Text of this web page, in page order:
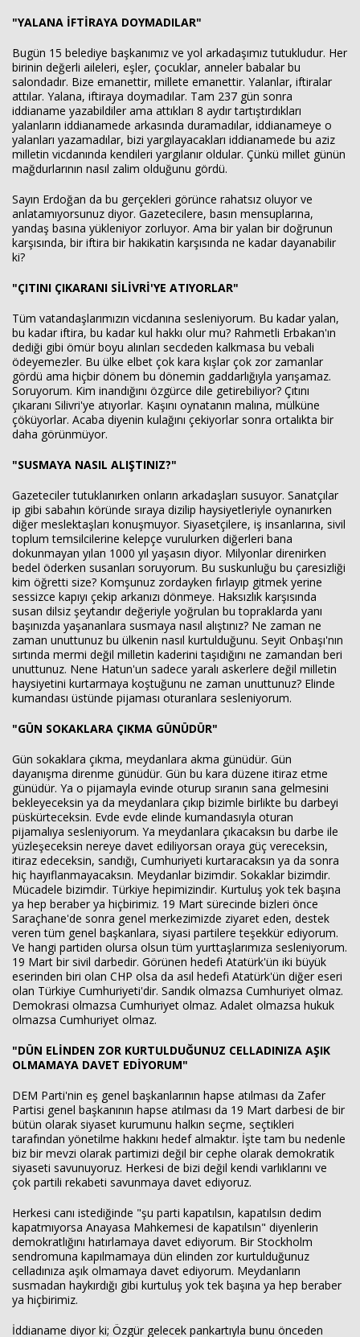
"YALANA İFTİRAYA DOYMADILAR"
Bugün 15 belediye başkanımız ve yol arkadaşımız tutukludur. Her
birinin değerli aileleri, eşler, çocuklar, anneler babalar bu
salondadır. Bize emanettir, millete emanettir. Yalanlar, iftiralar
attılar. Yalana, iftiraya doymadılar. Tam 237 gün sonra
iddianame yazabildiler ama attıkları 8 aydır tartıştırdıkları
yalanların iddianamede arkasında duramadılar, iddianameye o
yalanları yazamadılar, bizi yargılayacakları iddianamede bu aziz
milletin vicdanında kendileri yargılanır oldular. Çünkü millet günün
mağdurlarının nasıl zalim olduğunu gördü.
Sayın Erdoğan da bu gerçekleri görünce rahatsız oluyor ve
anlatamıyorsunuz diyor. Gazetecilere, basın mensuplarına,
yandaş basına yükleniyor zorluyor. Ama bir yalan bir doğrunun
karşısında, bir iftira bir hakikatin karşısında ne kadar dayanabilir
ki?
"ÇITINI ÇIKARANI SİLİVRİ'YE ATIYORLAR"
Tüm vatandaşlarımızın vicdanına sesleniyorum. Bu kadar yalan,
bu kadar iftira, bu kadar kul hakkı olur mu? Rahmetli Erbakan'ın
dediği gibi ömür boyu alınları secdeden kalkmasa bu vebali
ödeyemezler. Bu ülke elbet çok kara kışlar çok zor zamanlar
gördü ama hiçbir dönem bu dönemin gaddarlığıyla yarışamaz.
Soruyorum. Kim inandığını özgürce dile getirebiliyor? Çıtını
çıkaranı Silivri'ye atıyorlar. Kaşını oynatanın malına, mülküne
çöküyorlar. Acaba diyenin kulağını çekiyorlar sonra ortalıkta bir
daha görünmüyor.
"SUSMAYA NASIL ALIŞTINIZ?"
Gazeteciler tutuklanırken onların arkadaşları susuyor. Sanatçılar
ip gibi sabahın köründe sıraya dizilip haysiyetleriyle oynanırken
diğer meslektaşları konuşmuyor. Siyasetçilere, iş insanlarına, sivil
toplum temsilcilerine kelepçe vurulurken diğerleri bana
dokunmayan yılan 1000 yıl yaşasın diyor. Milyonlar direnirken
bedel öderken susanları soruyorum. Bu suskunluğu bu çaresizliği
kim öğretti size? Komşunuz zordayken fırlayıp gitmek yerine
sessizce kapıyı çekip arkanızı dönmeye. Haksızlık karşısında
susan dilsiz şeytandır değeriyle yoğrulan bu topraklarda yanı
başınızda yaşananlara susmaya nasıl alıştınız? Ne zaman ne
zaman unuttunuz bu ülkenin nasıl kurtulduğunu. Seyit Onbaşı'nın
sırtında mermi değil milletin kaderini taşıdığını ne zamandan beri
unuttunuz. Nene Hatun'un sadece yaralı askerlere değil milletin
haysiyetini kurtarmaya koştuğunu ne zaman unuttunuz? Elinde
kumandası üstünde pijaması oturanlara sesleniyorum.
"GÜN SOKAKLARA ÇIKMA GÜNÜDÜR"
Gün sokaklara çıkma, meydanlara akma günüdür. Gün
dayanışma direnme günüdür. Gün bu kara düzene itiraz etme
günüdür. Ya o pijamayla evinde oturup sıranın sana gelmesini
bekleyeceksin ya da meydanlara çıkıp bizimle birlikte bu darbeyi
püskürteceksin. Evde evde elinde kumandasıyla oturan
pijamalıya sesleniyorum. Ya meydanlara çıkacaksın bu darbe ile
yüzleşeceksin nereye davet ediliyorsan oraya güç vereceksin,
itiraz edeceksin, sandığı, Cumhuriyeti kurtaracaksın ya da sonra
hiç hayıflanmayacaksın. Meydanlar bizimdir. Sokaklar bizimdir.
Mücadele bizimdir. Türkiye hepimizindir. Kurtuluş yok tek başına
ya hep beraber ya hiçbirimiz. 19 Mart sürecinde bizleri önce
Saraçhane'de sonra genel merkezimizde ziyaret eden, destek
veren tüm genel başkanlara, siyasi partilere teşekkür ediyorum.
Ve hangi partiden olursa olsun tüm yurttaşlarımıza sesleniyorum.
19 Mart bir sivil darbedir. Görünen hedefi Atatürk'ün iki büyük
eserinden biri olan CHP olsa da asıl hedefi Atatürk'ün diğer eseri
olan Türkiye Cumhuriyeti'dir. Sandık olmazsa Cumhuriyet olmaz.
Demokrasi olmazsa Cumhuriyet olmaz. Adalet olmazsa hukuk
olmazsa Cumhuriyet olmaz.
"DÜN ELİNDEN ZOR KURTULDUĞUNUZ CELLADINIZA AŞIK
OLMAMAYA DAVET EDİYORUM"
DEM Parti'nin eş genel başkanlarının hapse atılması da Zafer
Partisi genel başkanının hapse atılması da 19 Mart darbesi de bir
bütün olarak siyaset kurumunu halkın seçme, seçtikleri
tarafından yönetilme hakkını hedef almaktır. İşte tam bu nedenle
biz bir mevzi olarak partimizi değil bir cephe olarak demokratik
siyaseti savunuyoruz. Herkesi de bizi değil kendi varlıklarını ve
çok partili rekabeti savunmaya davet ediyoruz.
Herkesi canı istediğinde "şu parti kapatılsın, kapatılsın dedim
kapatmıyorsa Anayasa Mahkemesi de kapatılsın" diyenlerin
demokratlığını hatırlamaya davet ediyorum. Bir Stockholm
sendromuna kapılmamaya dün elinden zor kurtulduğunuz
celladınıza aşık olmamaya davet ediyorum. Meydanların
susmadan haykırdığı gibi kurtuluş yok tek başına ya hep beraber
ya hiçbirimiz.
İddianame diyor ki; Özgür gelecek pankartıyla bunu önceden